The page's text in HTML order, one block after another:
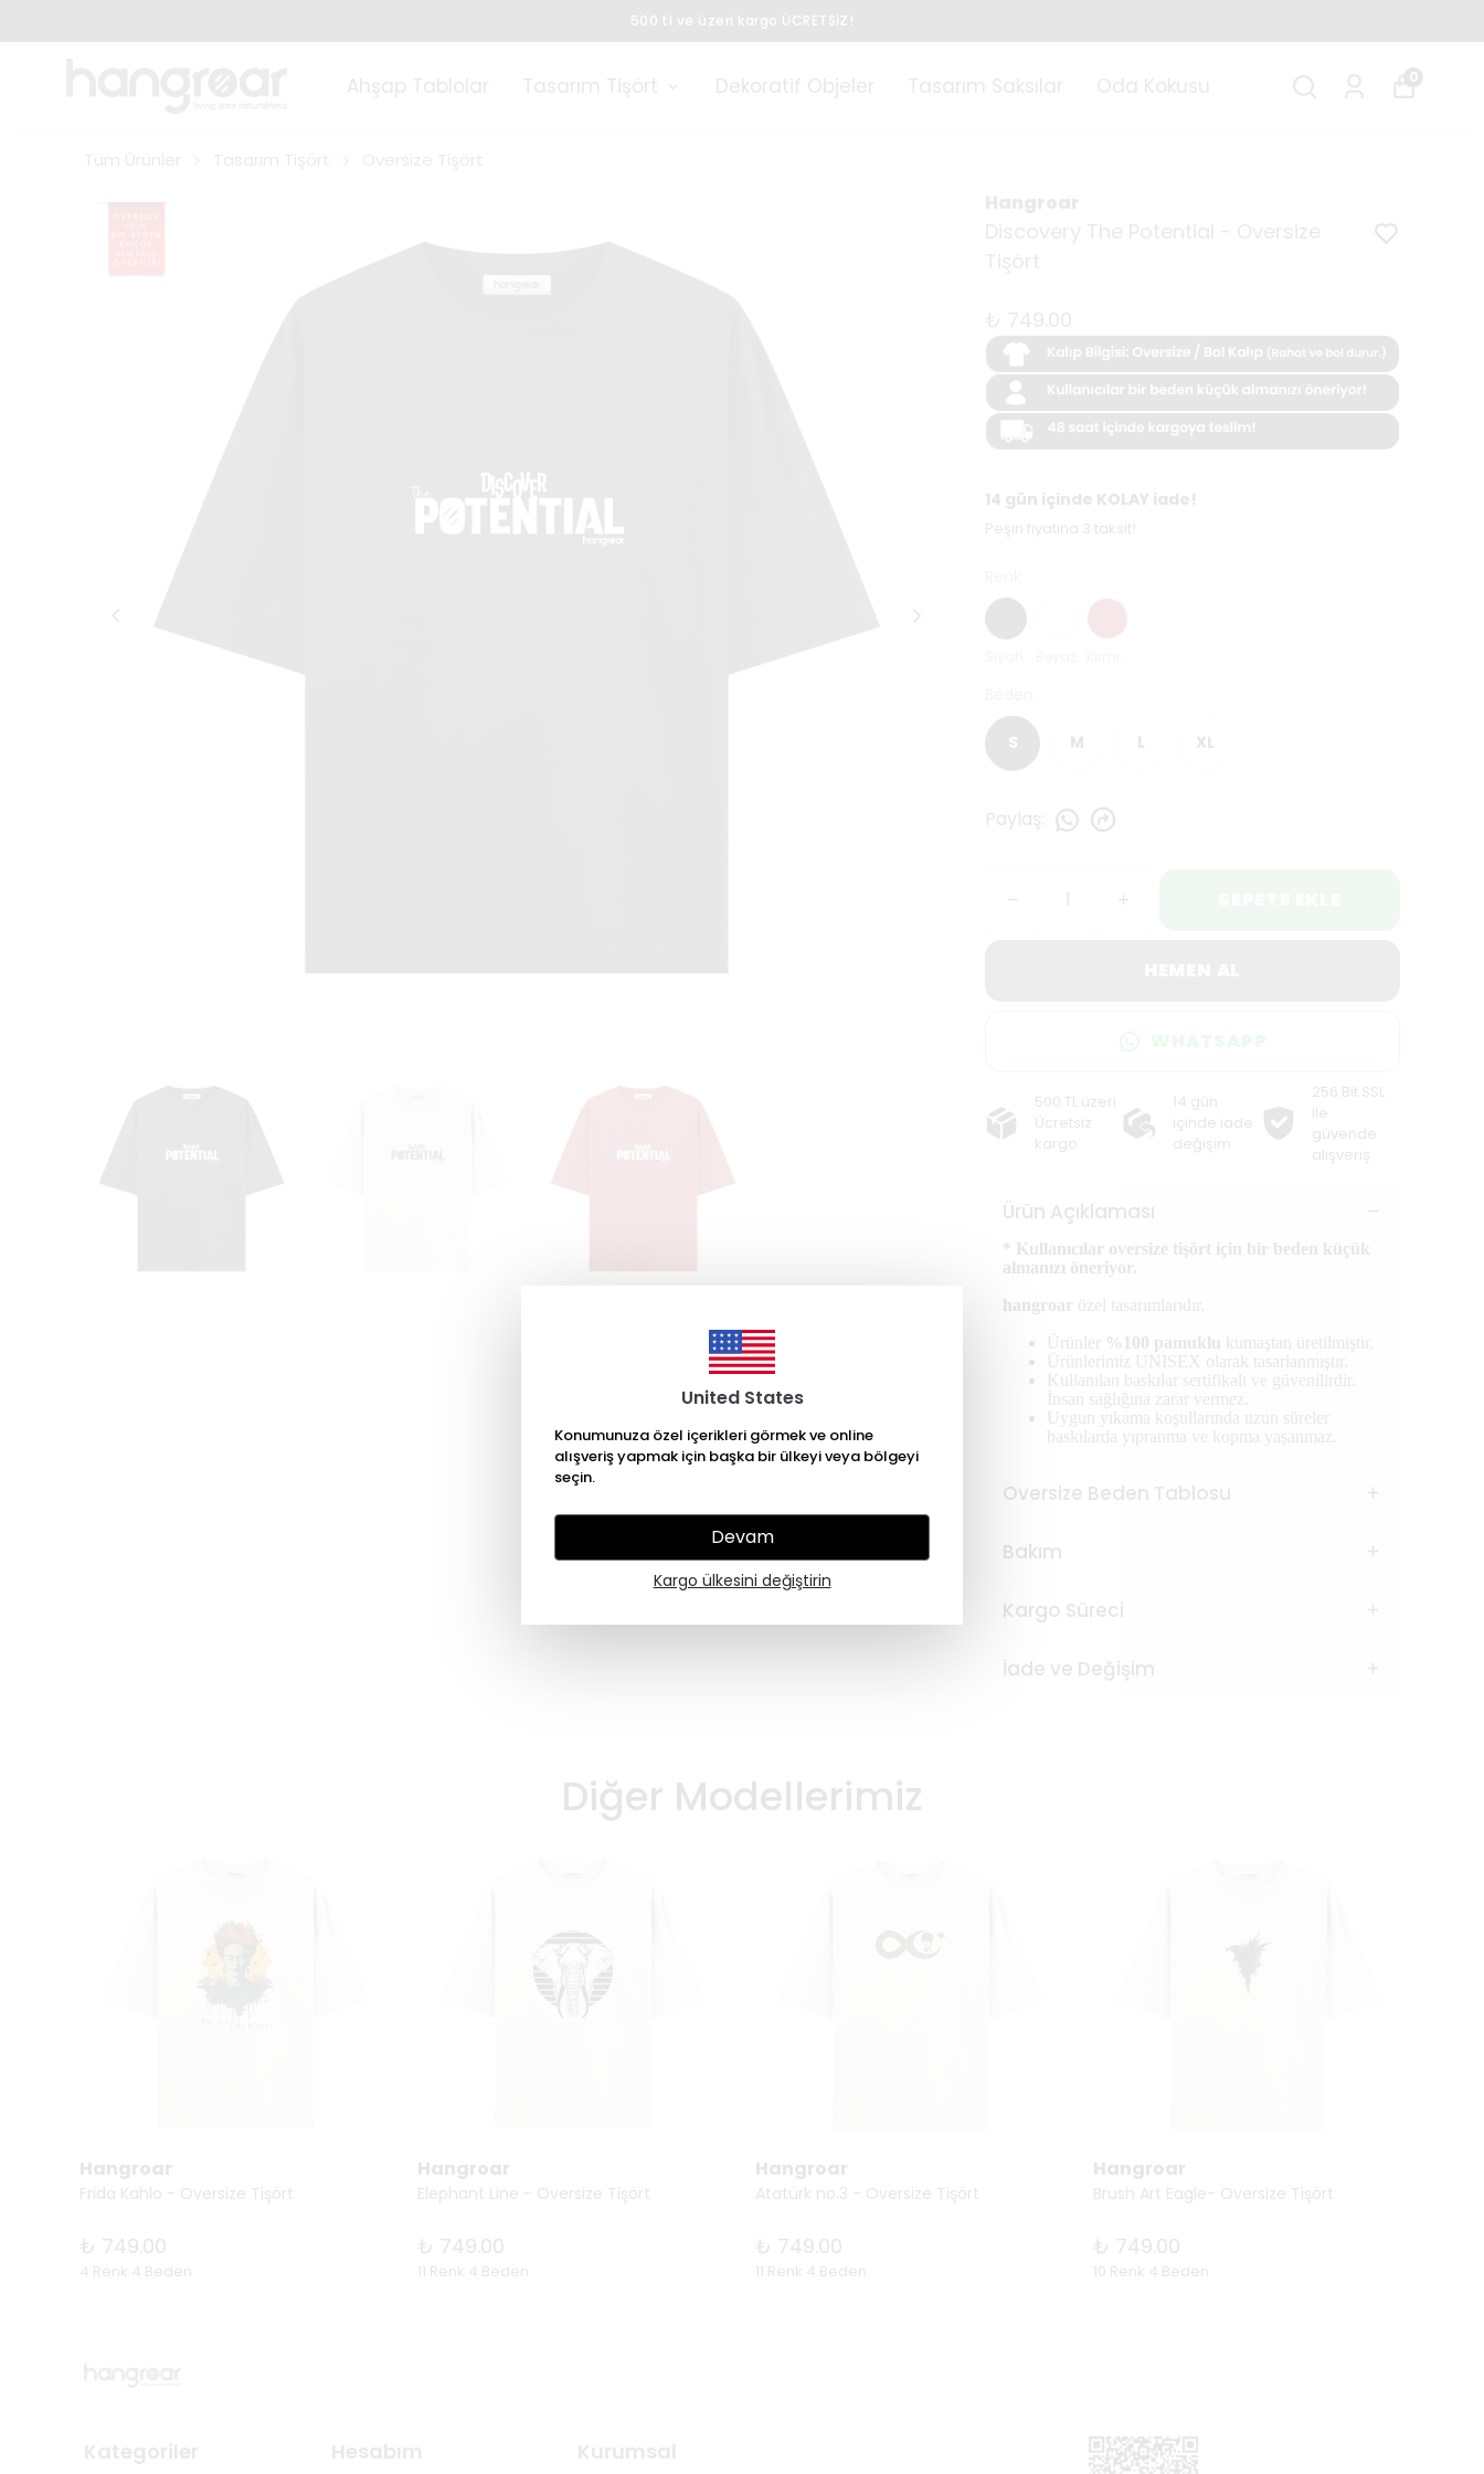
United States
Konumunuza özel içerikleri görmek ve online
alışveriş yapmak için başka bir ülkeyi veya bölgeyi
seçin.
Devam
Kargo ülkesini değiştirin
500 tl ve üzeri kargo ÜCRETSİZ!
Ahşap Tablolar Tasarım Tişört Dekoratif Objeler Tasarım Saksılar Oda Kokusu 0
14 gün içinde KOLAY iade!
Peşin fiyatına 3 taksit!
S M L XL
Paylaş
500 TL üzeri
Ücretsiz
kargo
14 gün
içinde iade
değişim
256 Bit SSL
ile
güvende
alışveriş
Ürün Açıklaması
* Kullanıcılar oversize tişört için bir beden küçük
almanızı öneriyor.
hangroar özel tasarımlarıdır.
Ürünler
%100 pamuklu
kumaştan üretilmiştir.
Ürünlerimiz UNISEX olarak tasarlanmıştır.
Kullanılan baskılar sertifikalı ve güvenilirdir.
İnsan sağlığına zarar vermez.
Uygun yıkama koşullarında uzun süreler
baskılarda yıpranma ve kopma yaşanmaz.
Oversize Beden Tablosu
Bakım
Kargo Süreci
İade ve Değişim
Diğer Modellerimiz
Hangroar
Frida Kahlo - Oversize Tişört
₺ 749.00
4 Renk 4 Beden
Hangroar
Elephant Line - Oversize Tişört
₺ 749.00
11 Renk 4 Beden
Hangroar
Atatürk no.3 - Oversize Tişört
₺ 749.00
11 Renk 4 Beden
Hangroar
Brush Art Eagle- Oversize Tişört
₺ 749.00
10 Renk 4 Beden